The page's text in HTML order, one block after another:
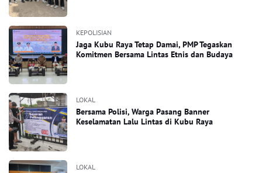
KEPOLISIAN
Jaga Kubu Raya Tetap Damai, PMP Tegaskan
Komitmen Bersama Lintas Etnis dan Budaya
LOKAL
Bersama Polisi, Warga Pasang Banner
Keselamatan Lalu Lintas di Kubu Raya
LOKAL